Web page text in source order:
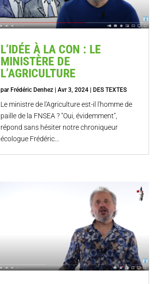
L’IDÉE À LA CON : LE
MINISTÈRE DE
L’AGRICULTURE
par Frédéric Denhez |Avr 3, 2024 DES TEXTES
Le ministre de l'Agriculture est-il l'homme de
paille de la FNSEA ? "Oui, évidemment",
répond sans hésiter notre chroniqueur
écologue Frédéric...